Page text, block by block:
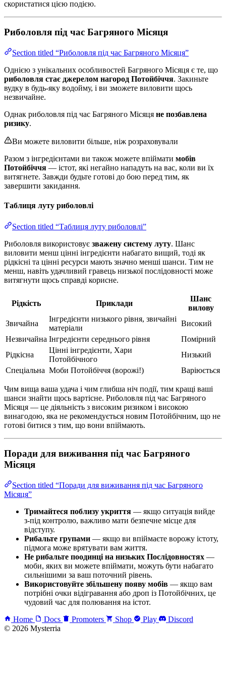
скористатися цією подією.
Риболовля під час Багряного Місяця
Section titled “Риболовля під час Багряного Місяця”
Однією з унікальних особливостей Багряного Місяця є те, що
риболовля стає джерелом нагород Потойбіччя. Закиньте
вудку в будь-яку водойму, і ви зможете виловити щось
незвичайне.
Однак риболовля під час Багряного Місяця не позбавлена
ризику.
Ви можете виловити більше, ніж розраховували
Разом з інгредієнтами ви також можете впіймати мобів
Потойбіччя — істот, які негайно нападуть на вас, коли ви їх
витягнете. Завжди будьте готові до бою перед тим, як
завершити закидання.
Таблиця луту риболовлі
Section titled “Таблиця луту риболовлі”
Риболовля використовує зважену систему луту. Шанс
виловити менш цінні інгредієнти набагато вищий, тоді як
рідкісні та цінні ресурси мають значно менші шанси. Тим не
менш, навіть удачливий гравець низької послідовності може
витягнути щось справді корисне.
Рідкість Приклади
Шанс
вилову
Звичайна
Інгредієнти низького рівня, звичайні
матеріали
Високий
Незвичайна Інгредієнти середнього рівня
Помірний
Рідкісна
Цінні інгредієнти, Хари
Потойбічного
Низький
Спеціальна Моби Потойбіччя (ворожі!) Варіюється
Чим вища ваша удача і чим глибша ніч події, тим кращі ваші
шанси знайти щось вартісне. Риболовля під час Багряного
Місяця — це діяльність з високим ризиком і високою
винагодою, яка не рекомендується новим Потойбічним, що не
готові битися з тим, що вони впіймають.
Поради для виживання під час Багряного
Місяця
Section titled “Поради для виживання під час Багряного
Місяця”
Тримайтеся поблизу укриття — якщо ситуація вийде
з-під контролю, важливо мати безпечне місце для
відступу.
Рибальте групами — якщо ви впіймаєте ворожу істоту,
підмога може врятувати вам життя.
Не рибальте поодинці на низьких Послідовностях —
моби, яких ви можете впіймати, можуть бути набагато
сильнішими за ваш поточний рівень.
Використовуйте збільшену появу мобів — якщо вам
потрібні очки відігравання або дроп із Потойбічних, це
чудовий час для полювання на істот.
Home
Docs Promoters Shop Play
Discord
© 2026 Mysterria